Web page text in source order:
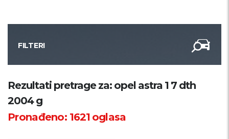
FILTERI
Kategorija
Županija
Rezultati pretrage za: opel astra 1 7 dth
2004 g
Pronađeno: 1621oglasa